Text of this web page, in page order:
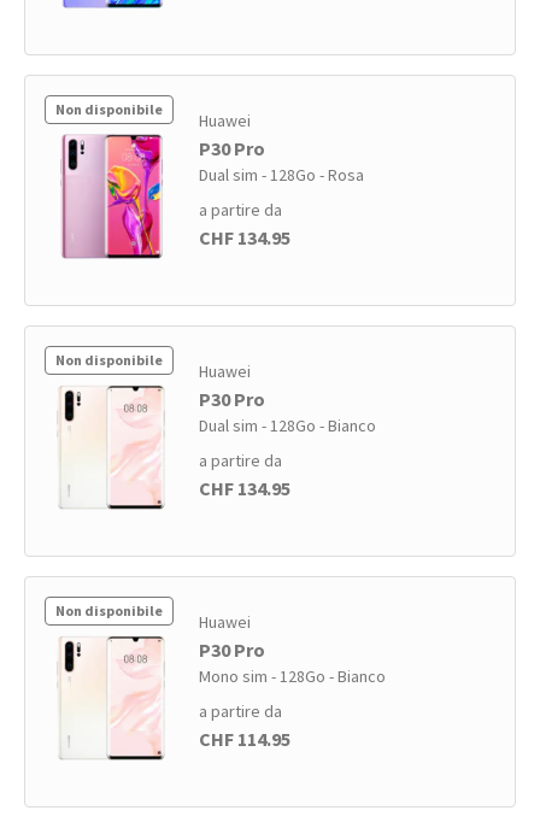
Non disponibile Huawei
P30 Pro
Dual sim - 128Go - Rosa
a partire da
CHF 134.95
Non disponibile Huawei
P30 Pro
Dual sim - 128Go - Bianco
a partire da
CHF 134.95
Non disponibile Huawei
P30 Pro
Mono sim - 128Go - Bianco
a partire da
CHF 114.95